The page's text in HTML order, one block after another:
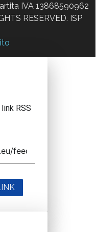
IVA 13868590962
RESERVED. ISP
RSS